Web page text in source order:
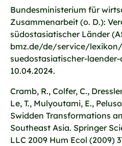
Bundesministerium für
Zusammenarbeit (o. D.):
südostasiatischer Länder
bmz.de/de/service/
suedostasiatischer-
10.04.2024.
Cramb, R., Colfer, C.,
Le, T., Mulyoutami, E.,
Swidden Transformations
Southeast Asia. Springer
LLC 2009 Hum Ecol (2009)